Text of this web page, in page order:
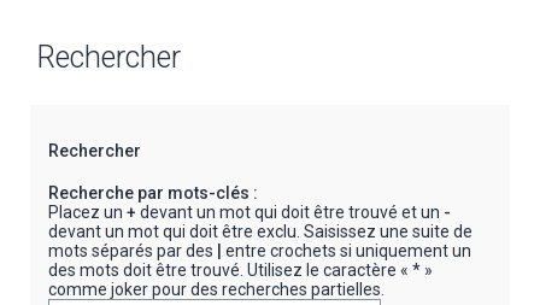
Rechercher
Rechercher
Recherche par mots-clés :
Placez un + devant un mot qui doit être trouvé et un -
devant un mot qui doit être exclu. Saisissez une suite de
mots séparés par des
entre crochets si uniquement un
des mots doit être trouvé. Utilisez le caractère « * »
comme joker pour des recherches partielles.